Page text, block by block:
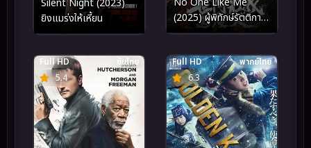
Silent Night (2023)
ยิงแมร่งให้เหี้ยน
(2025) ผู้พิทักษ์รัตติกาล
แห่งต้าเฟิ่งภาคพิเศษ
5.4
Full HD
ซับไทย
6.3
Full HD พากย์ไทย